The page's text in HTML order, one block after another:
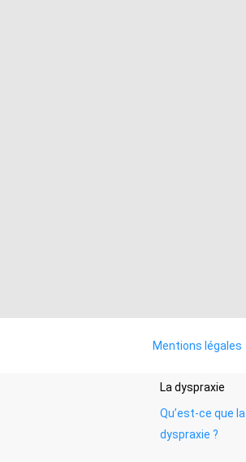
Mentions légales
La dyspraxie
Qu’est-ce que la
dyspraxie ?